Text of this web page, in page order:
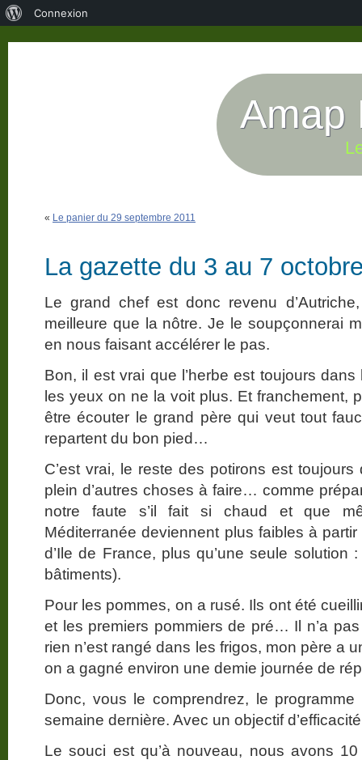
Amap
« Le panier du 29 septembre 2011
La gazette du 3 au 7
Le grand chef est donc revenu
meilleure que la nôtre. Je le soupçonnerai
en nous faisant accélérer le pas.
Bon, il est vrai que l’herbe est toujours
les yeux on ne la voit plus. Et franchement,
être écouter le grand père qui veut tout
repartent du bon pied…
C’est vrai, le reste des potirons est
plein d’autres choses à faire… comme
notre faute s’il fait si chaud et que
Méditerranée deviennent plus faibles à
d’Ile de France, plus qu’une seule solution
bâtiments).
Pour les pommes, on a rusé. Ils ont été
et les premiers pommiers de pré… Il n’a
rien n’est rangé dans les frigos, mon père a
on a gagné environ une demie journée de
Donc, vous le comprendrez, le
semaine dernière. Avec un objectif
Le souci est qu’à nouveau, nous avons
Connexion